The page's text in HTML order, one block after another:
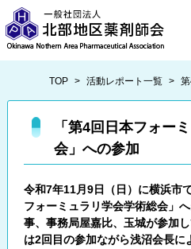
TOP > 活動レポート一覧 >
「第4回日本フォー
会」への参加
令和7年11月9日（日）に横浜市
フォーミュラリ学会学術総会」
事、事務局屋嘉比、玉城が参加
は2回目の参加ながら浅沼会長に